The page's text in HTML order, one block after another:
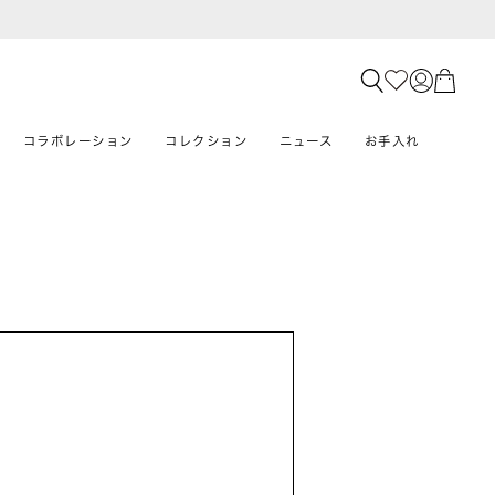
コラボレーション コレクション ニュース お手入れ